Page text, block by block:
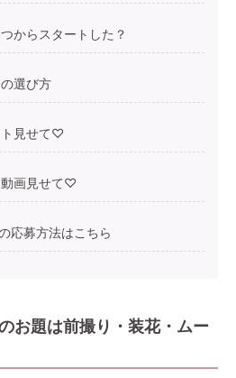
からスタートした？
選び方
見せて♡
画見せて♡
応募方法はこちら
お題は前撮り・装花・ムー